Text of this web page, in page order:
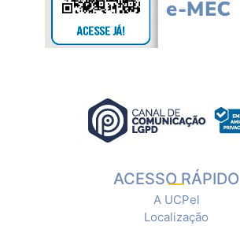
ACESSO RÁPIDO
A UCPel
Localização